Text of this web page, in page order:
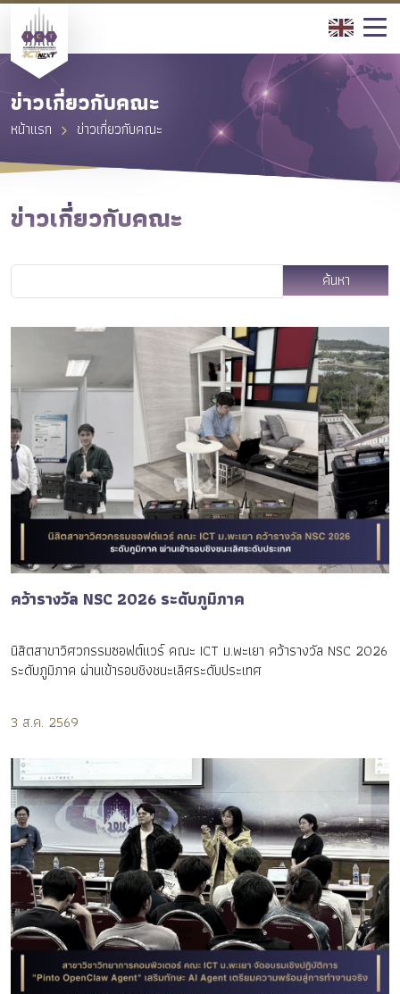
ข่าวเกี่ยวกับคณะ
หน้าแรก ข่าวเกี่ยวกับคณะ
ข่าวเกี่ยวกับคณะ
ค้นหา
คว้ารางวัล NSC 2026 ระดับภูมิภาค
นิสิตสาขาวิศวกรรมซอฟต์แวร์ คณะ ICT ม.พะเยา คว้ารางวัล NSC 2026
ระดับภูมิภาค ผ่านเข้ารอบชิงชนะเลิศระดับประเทศ
3 ส.ค. 2569